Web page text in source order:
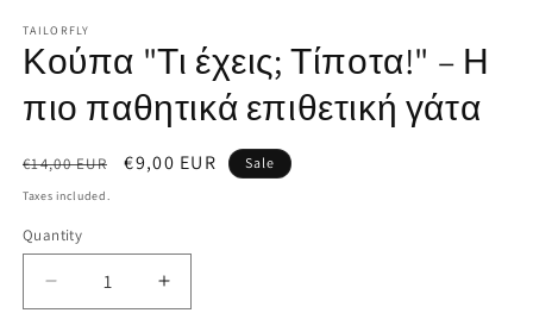
TAILORFLY
Κούπα "Τι έχεις; Τίποτα!" – Η
πιο παθητικά επιθετική γάτα
Regular
price
€14,00 EUR
Sale
€9,00 EUR Sale
Taxes included.
Quantity
Decrease
Increase